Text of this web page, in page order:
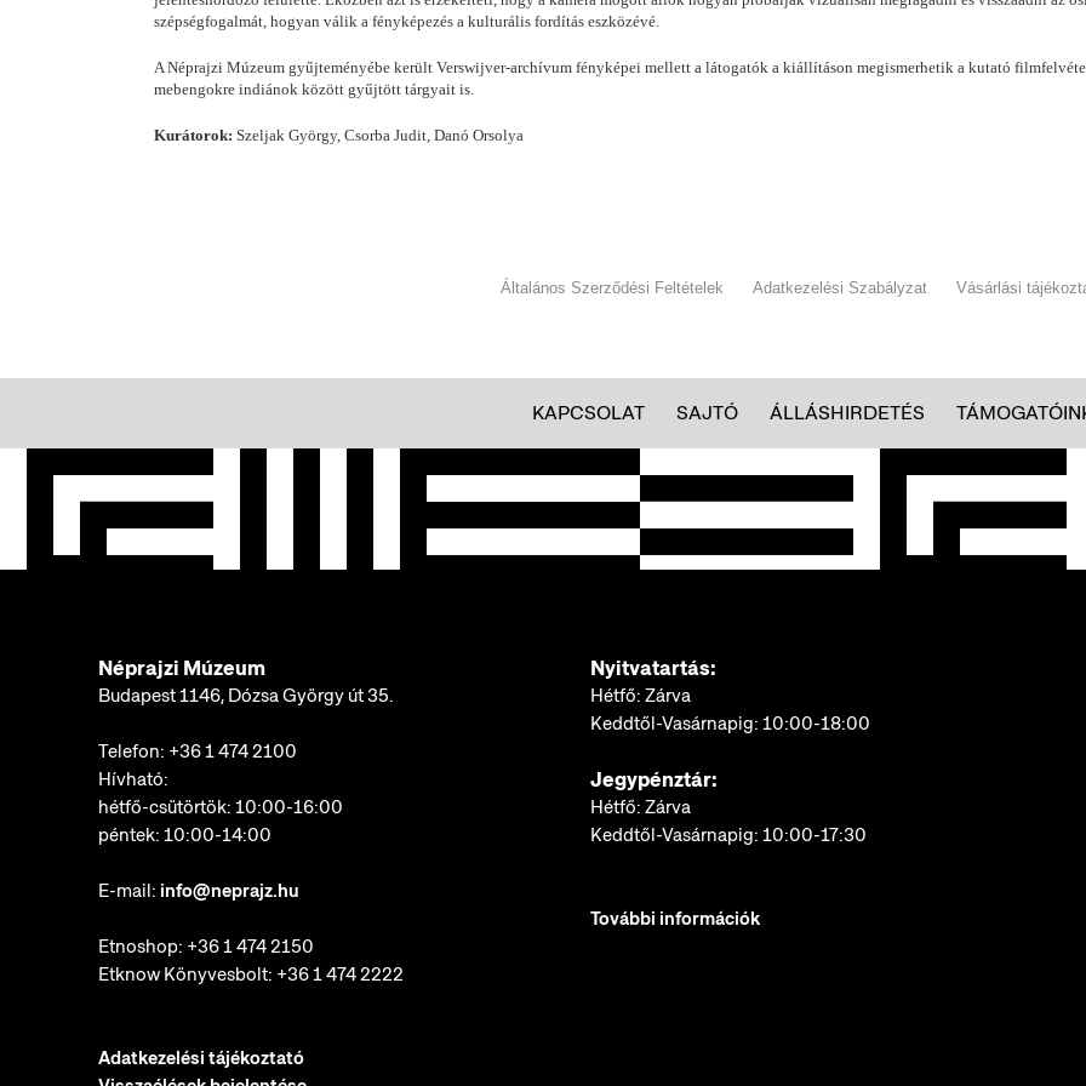
szépségfogalmát, hogyan válik a fényképezés a kulturális fordítás eszközévé.
A Néprajzi Múzeum gyűjteményébe került Verswijver-archívum fényképei mellett a látogatók a kiállításon megismerhetik a kutató
mebengokre indiánok között gyűjtött tárgyait is.
Kurátorok: Szeljak György, Csorba Judit, Danó Orsolya
Általános Szerződési Feltételek Adatkezelési Szabályzat Vásárlási
KAPCSOLAT SAJTÓ ÁLLÁSHIRDETÉS
Néprajzi Múzeum
Budapest 1146, Dózsa György út 35.
Telefon: +36 1 474 2100
Hívható:
hétfő-csütörtök: 10:00-16:00
péntek: 10:00-14:00
E-mail: info@neprajz.hu
Etnoshop: +36 1 474 2150
Etknow Könyvesbolt: +36 1 474 2222
Adatkezelési tájékoztató
Nyitvatartás:
Hétfő: Zárva
Keddtől-Vasárnapig: 10:00-18:00
Jegypénztár:
Hétfő: Zárva
Keddtől-Vasárnapig: 10:00-17:30
További információk